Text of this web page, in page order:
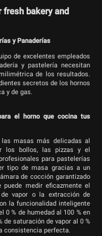
bakery and
y Panaderías
de excelentes empleados
y pastelería necesitan
de los resultados.
secretos de los hornos
y de gas.
el horno que cocina tus
masas más delicadas al
los bollos, las pizzas y el
para pastelerías
tipo de masa gracias a un
de cocción garantizado
puede medir eficazmente el
vapor o la extracción de
la funcionalidad inteligente
0 % de humedad al 100 % en
de saturación de vapor al 0 %
consistencia perfecta.